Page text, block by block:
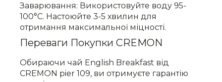
Заварювання: Використовуйте воду 95-
100°C. Настоюйте 3-5 хвилин для
отримання максимальної міцності.
Переваги Покупки CREMON
Обираючи чай English Breakfast від
CREMON pier 109, ви отримуєте гарантію